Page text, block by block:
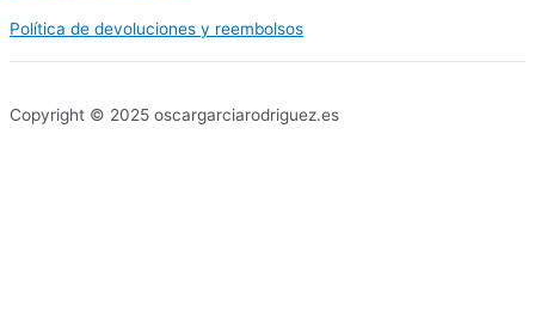
Política de devoluciones y reembolsos
Copyright © 2025 oscargarciarodriguez.es